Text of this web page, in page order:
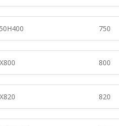
750
800
820